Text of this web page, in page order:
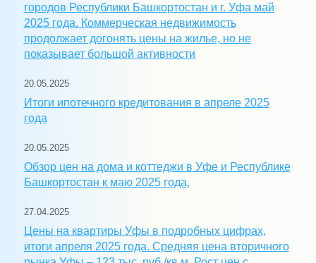
городов Республики Башкортостан и г. Уфа май
2025 года. Коммерческая недвижимость
продолжает догонять цены на жилье, но не
показывает большой активности
20.05.2025
Итоги ипотечного кредитования в апреле 2025
года
20.05.2025
Обзор цен на дома и коттеджи в Уфе и Республике
Башкортостан к маю 2025 года,
27.04.2025
Цены на квартиры Уфы в подробных цифрах,
итоги апреля 2025 года. Средняя цена вторичного